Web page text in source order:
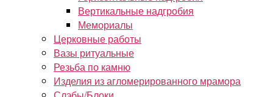
Вертикальные надгробия
Мемориалы
Церковные работы
Вазы ритуальные
Резьба по камню
Изделия из агломерированного мрамора